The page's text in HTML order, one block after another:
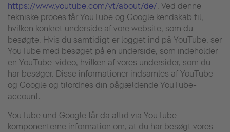
https://www.youtube.com/yt/about/de/. Ved denne
tekniske proces får YouTube og Google kendskab til,
hvilken konkret underside af vore website, som du
besøgte. Hvis du samtidigt er logget ind på YouTube, ser
YouTube med besøget på en underside, som indeholder
en YouTube-video, hvilken af vores undersider, som du
har besøger. Disse informationer indsamles af YouTube
og Google og tilordnes din pågældende YouTube-
account.
YouTube und Google får da altid via YouTube-
komponenterne information om, at du har besøgt vores